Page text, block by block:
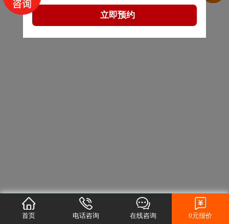
首页 电话咨询 在线咨询 0元报价